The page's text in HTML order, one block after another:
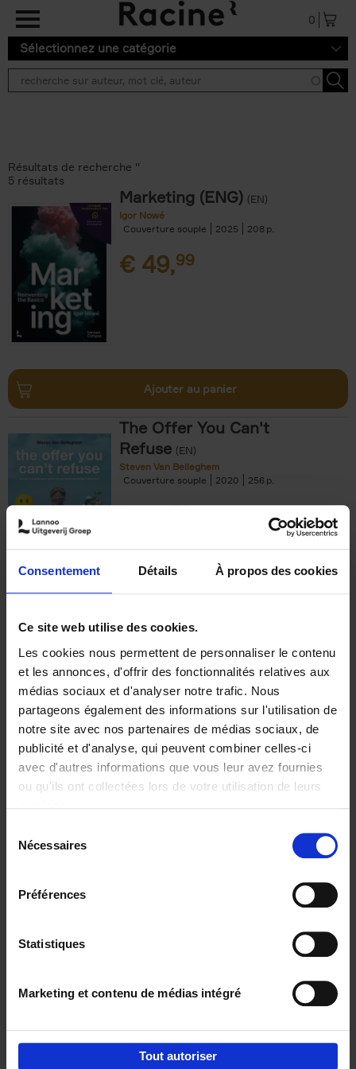
Consentement Détails À propos des cookies
Ce site web utilise des cookies.
Les cookies nous permettent de personnaliser le contenu
et les annonces, d'offrir des fonctionnalités relatives aux
médias sociaux et d'analyser notre trafic. Nous
partageons également des informations sur l'utilisation de
notre site avec nos partenaires de médias sociaux, de
publicité et d'analyse, qui peuvent combiner celles-ci
avec d'autres informations que vous leur avez fournies
ou qu'ils ont collectées lors de votre utilisation de leurs
Nécessaires
Préférences
Statistiques
Marketing et contenu de médias intégré
Tout autoriser
Aller au contenu principal
0
Sélectionnez une catégorie
Résultats de recherche ''
5 résultats
Marketing (ENG) (EN)
Igor Nowé
Couverture souple
2025 208
€ 49,99
Ajouter au panier
The Offer You Can't
Refuse (EN)
Steven Van Belleghem
Couverture souple
2020 256
€37,50
Building Bonds = Building
Business
Jochen Roef Jozefien De Feyter
Carolien Boom
Couverture souple
2025 200
€29,99
Digital marketing like a PRO -
completely revised edition (EN)